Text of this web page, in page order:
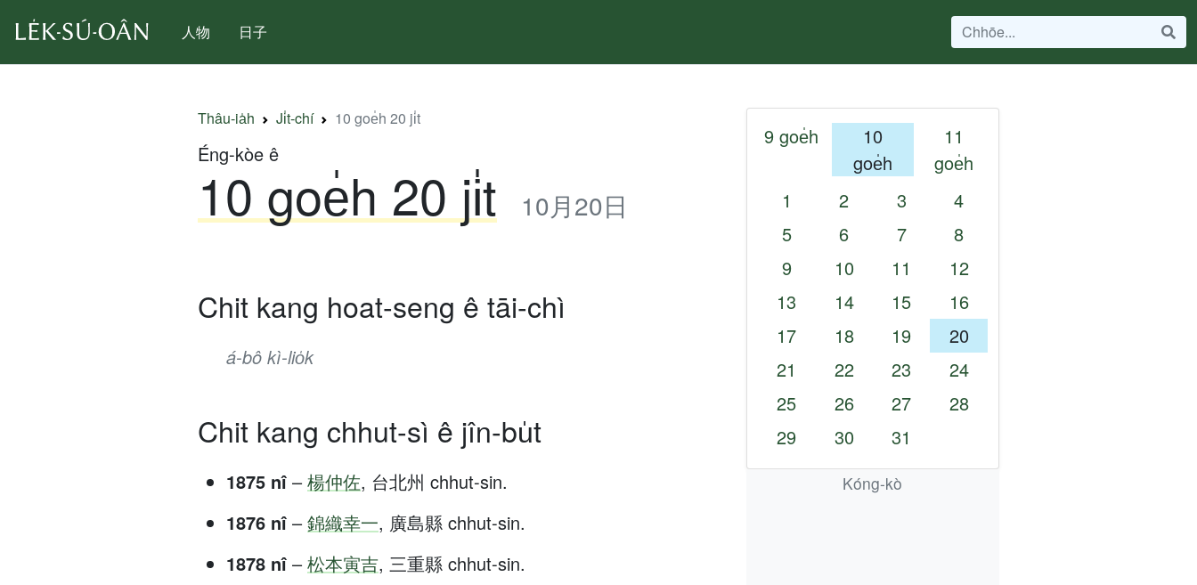
人物 日子
Thâu-ia̍h Ji̍t-chí 10 goe̍h 20 ji̍t
Éng-kòe ê
10 goe̍h 20 ji̍t 10月20日
Chit kang hoat-seng ê tāi-chì
á-bô kì-lio̍k
Chit kang chhut-sì ê jîn-bu̍t
1875 nî – 楊仲佐, 台北州 chhut-sin.
1876 nî – 錦織幸一, 廣島縣 chhut-sin.
1878 nî – 松本寅吉, 三重縣 chhut-sin.
9 goe̍h
10
goe̍h
11
goe̍h
1
2 3
4
5
6 7
8
9
10 11
12
13
14 15
16
17
18 19
20
21
22 23
24
25
26 27
28
29
30 31
Kóng-kò